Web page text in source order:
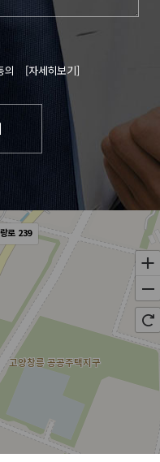
의 [자세히보기]
로 239